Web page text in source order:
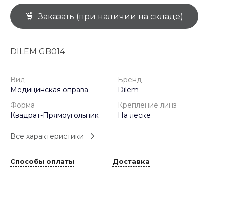
Заказать (при наличии на складе)
DILEM GB014
Вид
Медицинская оправа
Бренд
Dilem
Форма
Квадрат-Прямоугольник
Крепление линз
На леске
Все характеристики
Способы оплаты Доставка